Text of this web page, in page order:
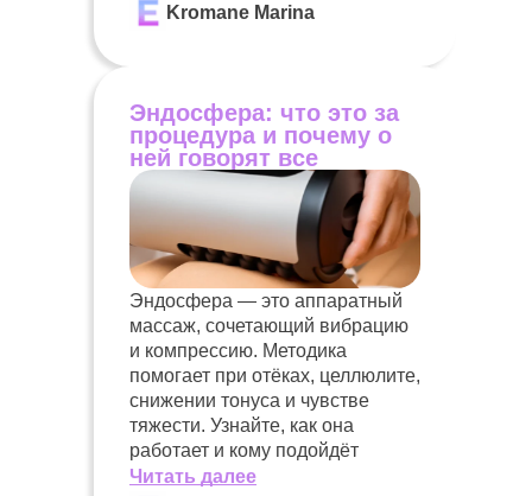
Kromane Marina
Эндосфера: что это за
процедура и почему о
ней говорят все
Эндосфера — это аппаратный
массаж, сочетающий вибрацию
и компрессию. Методика
помогает при отёках, целлюлите,
снижении тонуса и чувстве
тяжести. Узнайте, как она
работает и кому подойдёт
Читать далее